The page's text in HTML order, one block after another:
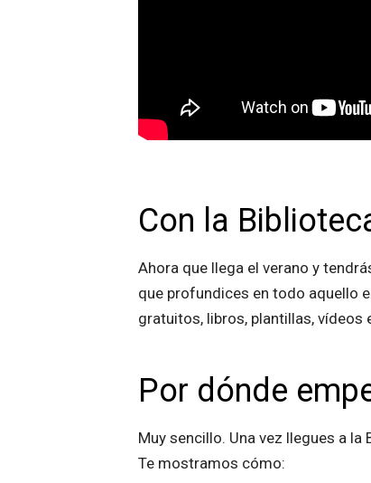
Con la
Ahora que llega el verano y
que profundices en todo aquello
gratuitos, libros, plantillas, vídeos
Por dónde
Muy sencillo. Una vez llegues a
Te mostramos cómo: